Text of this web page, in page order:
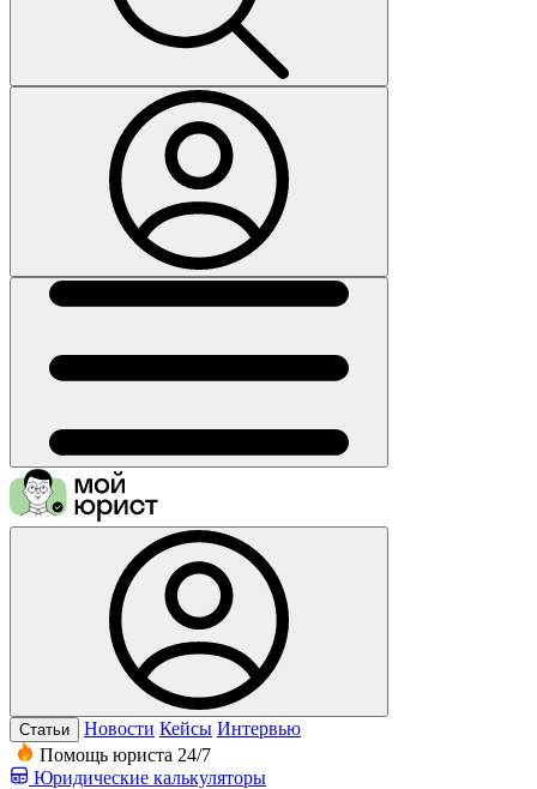
Статьи Новости Кейсы Интервью
Помощь юриста 24/7
Юридические калькуляторы